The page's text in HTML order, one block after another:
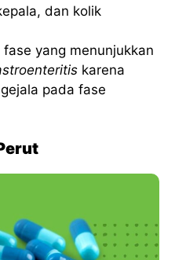
dan kolik
yang menunjukkan
karena
pada fase